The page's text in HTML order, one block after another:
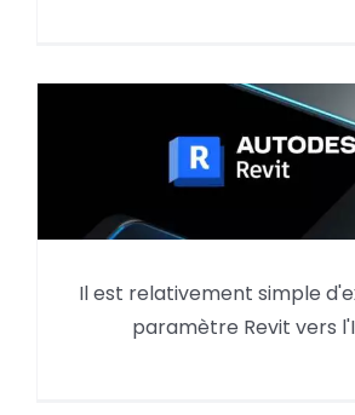
Exporter un
dans un IFC
Il est relativement simple
paramètre Revit vers